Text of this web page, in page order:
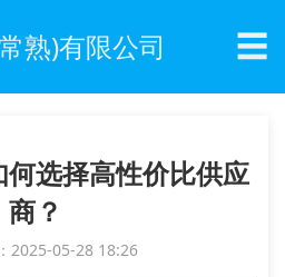
熟)有限公司 ☰
选择高性价比供应
商？
2025-05-28 18:26